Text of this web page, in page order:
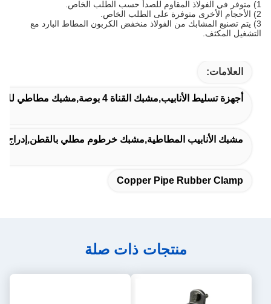
3) يتم تصنيع المشابك من الفولاذ منخفض الكربون المطاط البارد مع
التشغيل المكثف.
العلامات:
أجهزة تسليط الأنابيب,مشبك القناة 4 بوصة,مشبك مطاطي للأنابيب النحاسية
مشبك الأنابيب المطاطية,مشبك خرطوم مطلي بالقطن,إدراج
Copper Pipe Rubber Clamp
منتجات ذات صلة